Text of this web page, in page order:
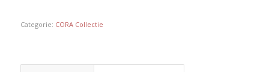
Categorie: CORA Collectie